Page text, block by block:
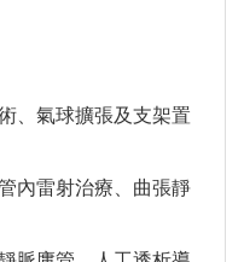
、氣球擴張及支架置
內雷射治療、曲張靜